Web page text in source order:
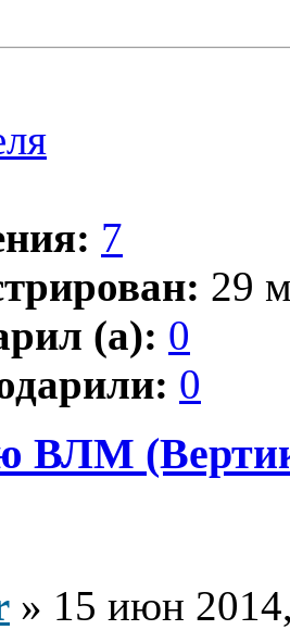
7
29
(а): 0
0
ВЛМ
» 15 июн